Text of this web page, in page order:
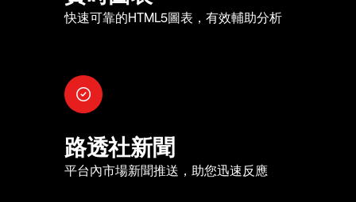
快速可靠的HTML5圖表，有效輔助分析
路透社新聞
平台內市場新聞推送，助您迅速反應